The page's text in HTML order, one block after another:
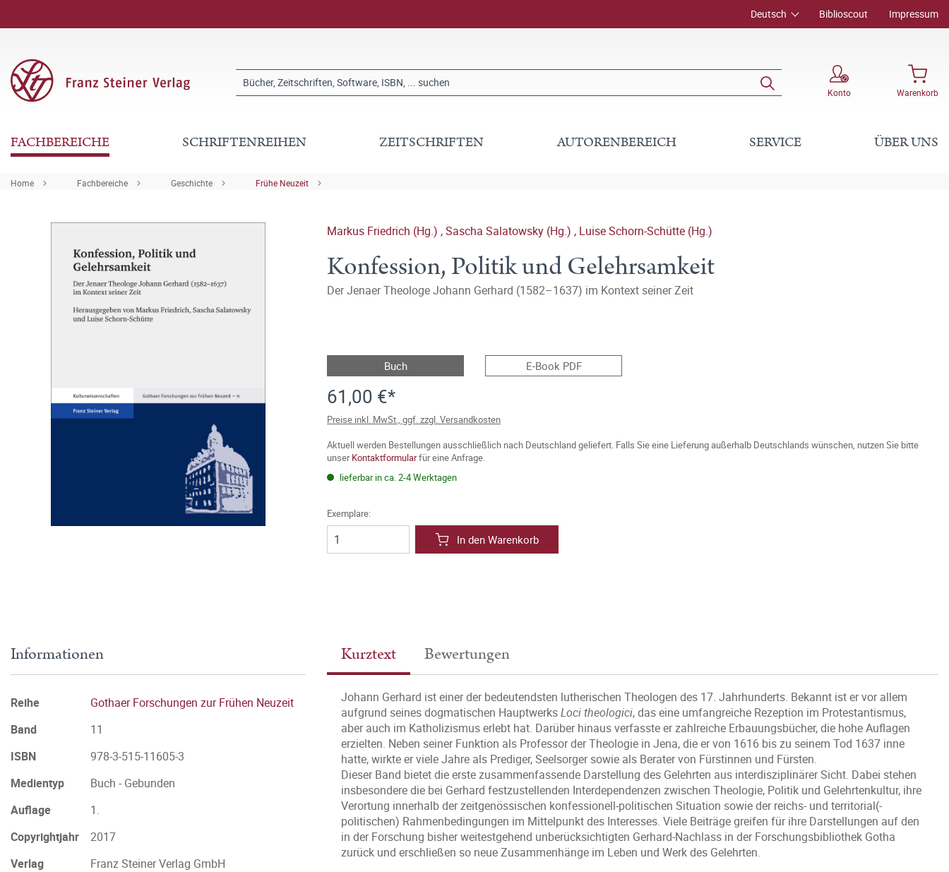
Deutsch Biblioscout Impressum
Konto Warenkorb
FACHBEREICHE SCHRIFTENREIHEN ZEITSCHRIFTEN AUTORENBEREICH SERVICE ÜBER UNS
Home Fachbereiche Geschichte Frühe Neuzeit
Markus Friedrich (Hg.) ,Sascha Salatowsky (Hg.) , Luise Schorn-Schütte (Hg.)
Konfession, Politik und Gelehrsamkeit
Der Jenaer Theologe Johann Gerhard (1582–1637) im Kontext seiner Zeit
Buch E-Book PDF
61,00 €*
Preise inkl. MwSt., ggf. zzgl. Versandkosten
Aktuell werden Bestellungen ausschließlich nach Deutschland geliefert. Falls Sie eine Lieferung außerhalb Deutschlands wünschen, nutzen Sie bitte
unserKontaktformularfür eine Anfrage.
lieferbar in ca. 2-4 Werktagen
Exemplare:
In den Warenkorb
Kurztext Bewertungen
Johann Gerhard ist einer der bedeutendsten lutherischen Theologen des 17. Jahrhunderts. Bekannt ist er vor allem
aufgrund seines dogmatischen HauptwerksLoci theologici, das eine umfangreiche Rezeption im Protestantismus,
aber auch im Katholizismus erlebt hat. Darüber hinaus verfasste er zahlreiche Erbauungsbücher, die hohe Auflagen
erzielten. Neben seiner Funktion als Professor der Theologie in Jena, die er von 1616 bis zu seinem Tod 1637 inne
hatte, wirkte er viele Jahre als Prediger, Seelsorger sowie als Berater von Fürstinnen und Fürsten.
Dieser Band bietet die erste zusammenfassende Darstellung des Gelehrten aus interdisziplinärer Sicht. Dabei stehen
insbesondere die bei Gerhard festzustellenden Interdependenzen zwischen Theologie, Politik und Gelehrtenkultur, ihre
Verortung innerhalb der zeitgenössischen konfessionell-politischen Situation sowie der reichs- und territorial(-
politischen) Rahmenbedingungen im Mittelpunkt des Interesses. Viele Beiträge greifen für ihre Darstellungen auf den
in der Forschung bisher weitestgehend unberücksichtigten Gerhard-Nachlass in der Forschungsbibliothek Gotha
zurück und erschließen so neue Zusammenhänge im Leben und Werk des Gelehrten.
Informationen
Reihe
Gothaer Forschungen zur Frühen Neuzeit
Band
11
ISBN
978-3-515-11605-3
Medientyp
Buch - Gebunden
Auflage
1.
Copyrightjahr
2017
Verlag
Franz Steiner Verlag GmbH